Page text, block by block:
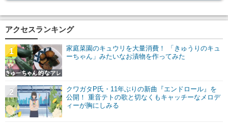
アクセスランキング
家庭菜園のキュウリを大量消費！ 「きゅうりのキュ
ーちゃん」みたいなお漬物を作ってみた
1
クワガタP氏・11年ぶりの新曲『エンドロール』を
公開！ 重音テトの歌と切なくもキャッチーなメロデ
ィーが胸にしみる
2